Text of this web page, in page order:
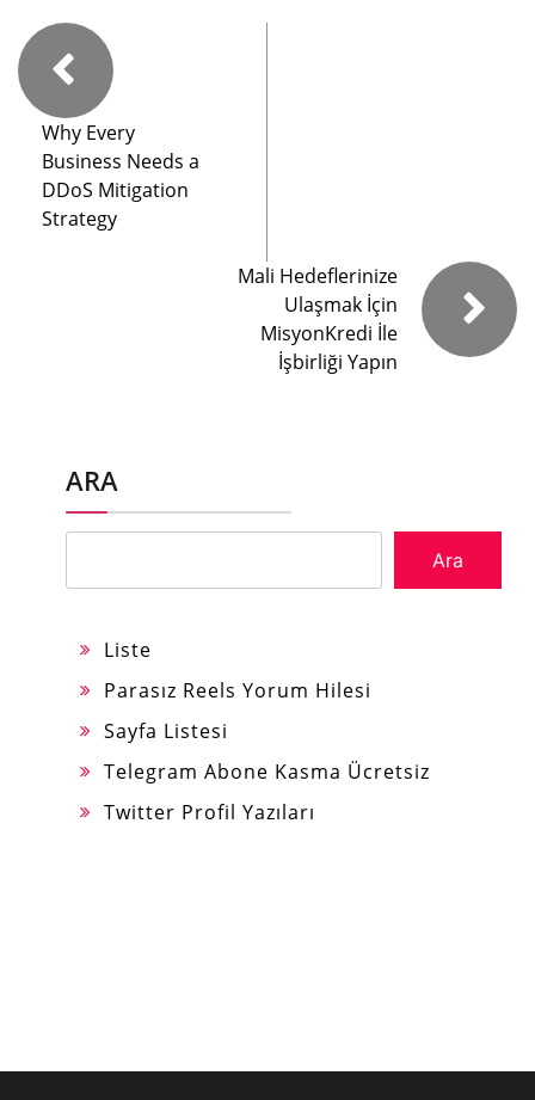
Why Every
Business Needs a
DDoS Mitigation
Strategy
Mali Hedeflerinize
Ulaşmak İçin
MisyonKredi İle
İşbirliği Yapın
ARA
Ara
Liste
Parasız Reels Yorum Hilesi
Sayfa Listesi
Telegram Abone Kasma Ücretsiz
Twitter Profil Yazıları